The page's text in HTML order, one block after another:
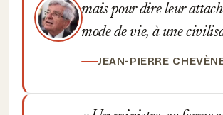
mais pour dire leur
mode de vie, à une
JEAN-PIERRE